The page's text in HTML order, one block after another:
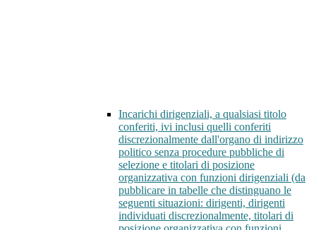
Incarichi dirigenziali, a qualsiasi titolo
conferiti, ivi inclusi quelli conferiti
discrezionalmente dall'organo di indirizzo
politico senza procedure pubbliche di
selezione e titolari di posizione
organizzativa con funzioni dirigenziali (da
pubblicare in tabelle che distinguano le
seguenti situazioni: dirigenti, dirigenti
individuati discrezionalmente, titolari di